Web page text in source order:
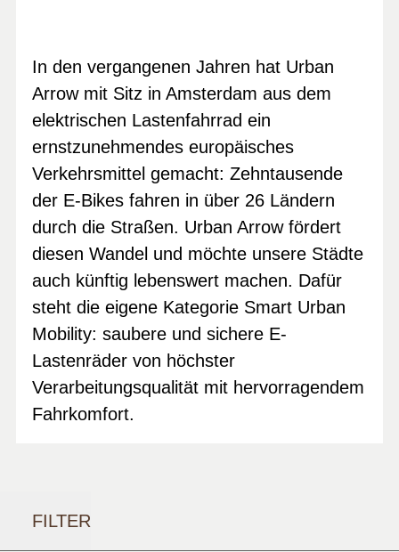
In den vergangenen Jahren hat Urban
Arrow mit Sitz in Amsterdam aus dem
elektrischen Lastenfahrrad ein
ernstzunehmendes europäisches
Verkehrsmittel gemacht: Zehntausende
der E-Bikes fahren in über 26 Ländern
durch die Straßen. Urban Arrow fördert
diesen Wandel und möchte unsere Städte
auch künftig lebenswert machen. Dafür
steht die eigene Kategorie Smart Urban
Mobility: saubere und sichere E-
Lastenräder von höchster
Verarbeitungsqualität mit hervorragendem
Fahrkomfort.
FILTER